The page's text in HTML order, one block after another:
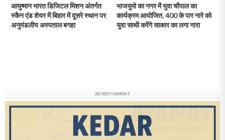
आयुष्मान भारत डिजिटल मिशन अंतर्गत
स्कैन एंड शेयर में बिहार में दूसरे स्थान पर
अनुमंडलीय अस्पताल बगहा
भाजयुमो का नगर में युवा चौपाल का
कार्यक्रम आयोजित, 400 के पार नारे को
युवा साथी करेंगे साकार का लगा नारा
ADVERTISEMENT